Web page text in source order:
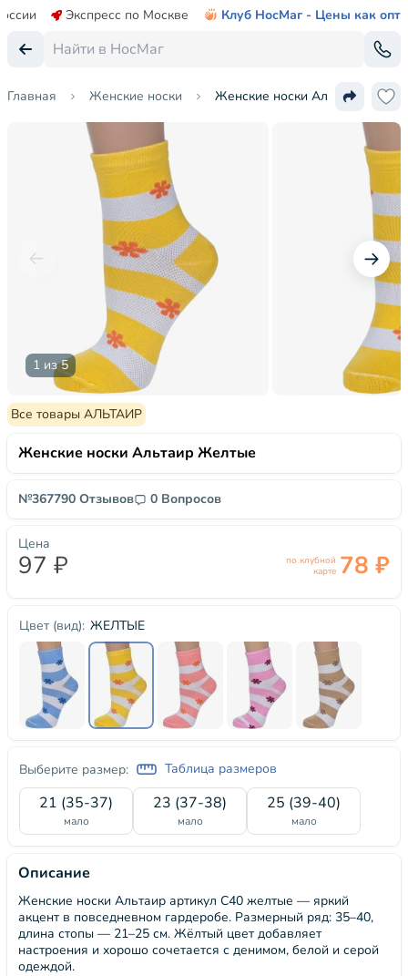
Экспресс по Москве Клуб НосМаг - Цены как опт
Главная Женские носки Женские носки Альтаир
1 из 5
Все товары АЛЬТАИР
Женские носки Альтаир Желтые
№367790 Отзывов 0 Вопросов
Цвет (вид): ЖЕЛТЫЕ
Выберите размер: Таблица размеров
21 (35-37)
мало
23 (37-38)
мало
25 (39-40)
мало
Цена
97 ₽
по клубной
карте 78 ₽
Описание
Женские носки Альтаир артикул С40 желтые — яркий
акцент в повседневном гардеробе. Размерный ряд: 35–40,
длина стопы — 21–25 см. Жёлтый цвет добавляет
настроения и хорошо сочетается с денимом, белой и серой
одеждой.